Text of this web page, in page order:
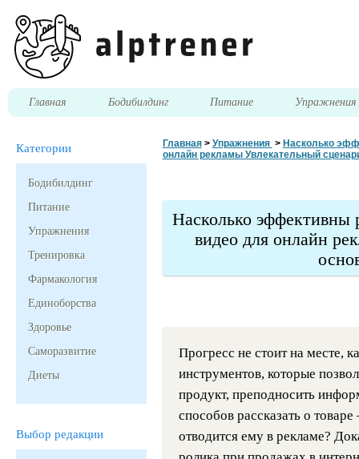
Главная Бодибилдинг Питание Упражнения
Категории
Бодибилдинг
Питание
Упражнения
Тренировка
Фармакология
Единоборства
Здоровье
Саморазвитие
Диеты
Выбор редакции
Главная> Упражнения > Насколько
онлайн рекламы Увлекательный
Насколько
видео для онлайн
Прогресс не стоит на месте,
инструментов, которые
продукт, преподносить
способов рассказать о
отводится ему в рекламе?